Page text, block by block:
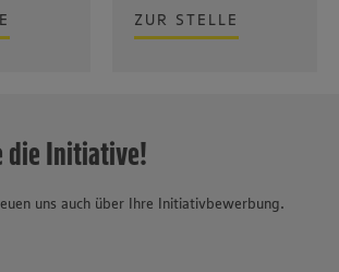
ZUR STELLE
die Initiative!
uns auch über Ihre Initiativbewerbung.